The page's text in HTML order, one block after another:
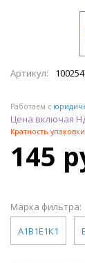
Артикул:
Работаем с
Цена включая
Кратность
145
Марка фильтра:
А1В1Е1К1